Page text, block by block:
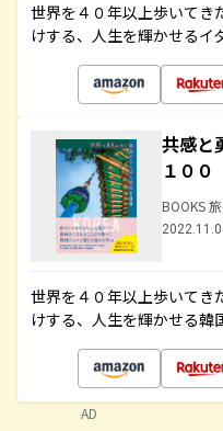
世界を４０年以上歩いてき
けする、人生を輝かせるイ
共感と
１００
BOOKS
世界を４０年以上歩いてき
けする、人生を輝かせる韓
AD